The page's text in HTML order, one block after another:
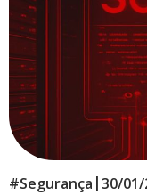
#Segurança |30/01/